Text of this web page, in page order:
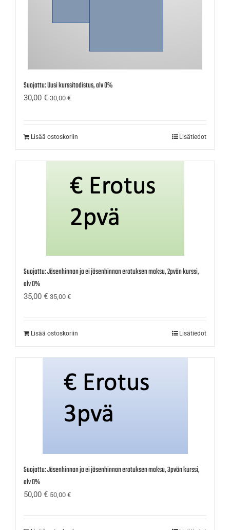
Suojattu: Uusi kurssitodistus, alv 0%
30,00 € 30,00 €
Lisää ostoskoriin Lisätiedot
Suojattu: Jäsenhinnan ja ei jäsenhinnan erotuksen maksu, 2pvän kurssi,
alv 0%
35,00 € 35,00 €
Lisää ostoskoriin Lisätiedot
Suojattu: Jäsenhinnan ja ei jäsenhinnan erotuksen maksu, 3pvän kurssi,
alv 0%
50,00 € 50,00 €